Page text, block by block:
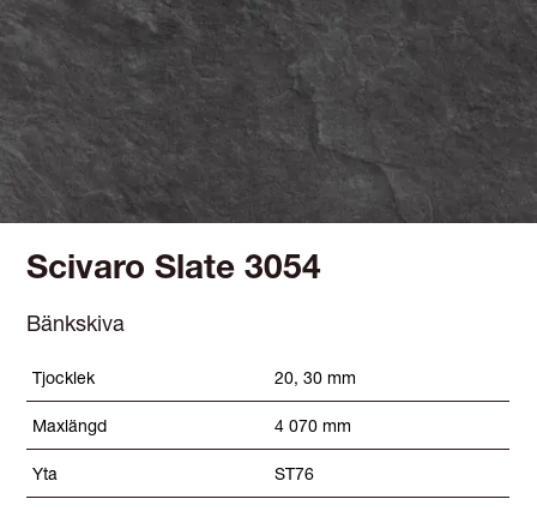
Scivaro Slate 3054
Bänkskiva
Tjocklek 20, 30 mm
Maxlängd 4 070 mm
Yta ST76